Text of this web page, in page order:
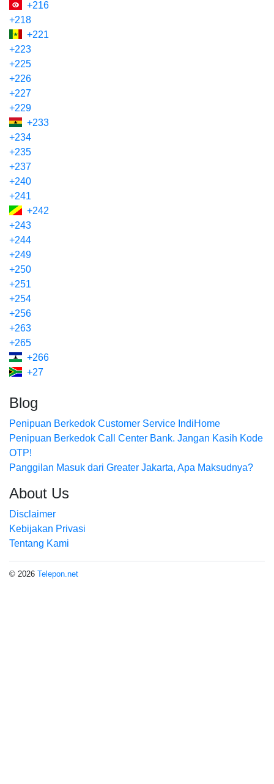
+216
+218
+221
+223
+225
+226
+227
+229
+233
+234
+235
+237
+240
+241
+242
+243
+244
+249
+250
+251
+254
+256
+263
+265
+266
+27
Blog
Penipuan Berkedok Customer Service IndiHome
Penipuan Berkedok Call Center Bank. Jangan Kasih Kode
OTP!
Panggilan Masuk dari Greater Jakarta, Apa Maksudnya?
About Us
Disclaimer
Kebijakan Privasi
Tentang Kami
© 2026 Telepon.net